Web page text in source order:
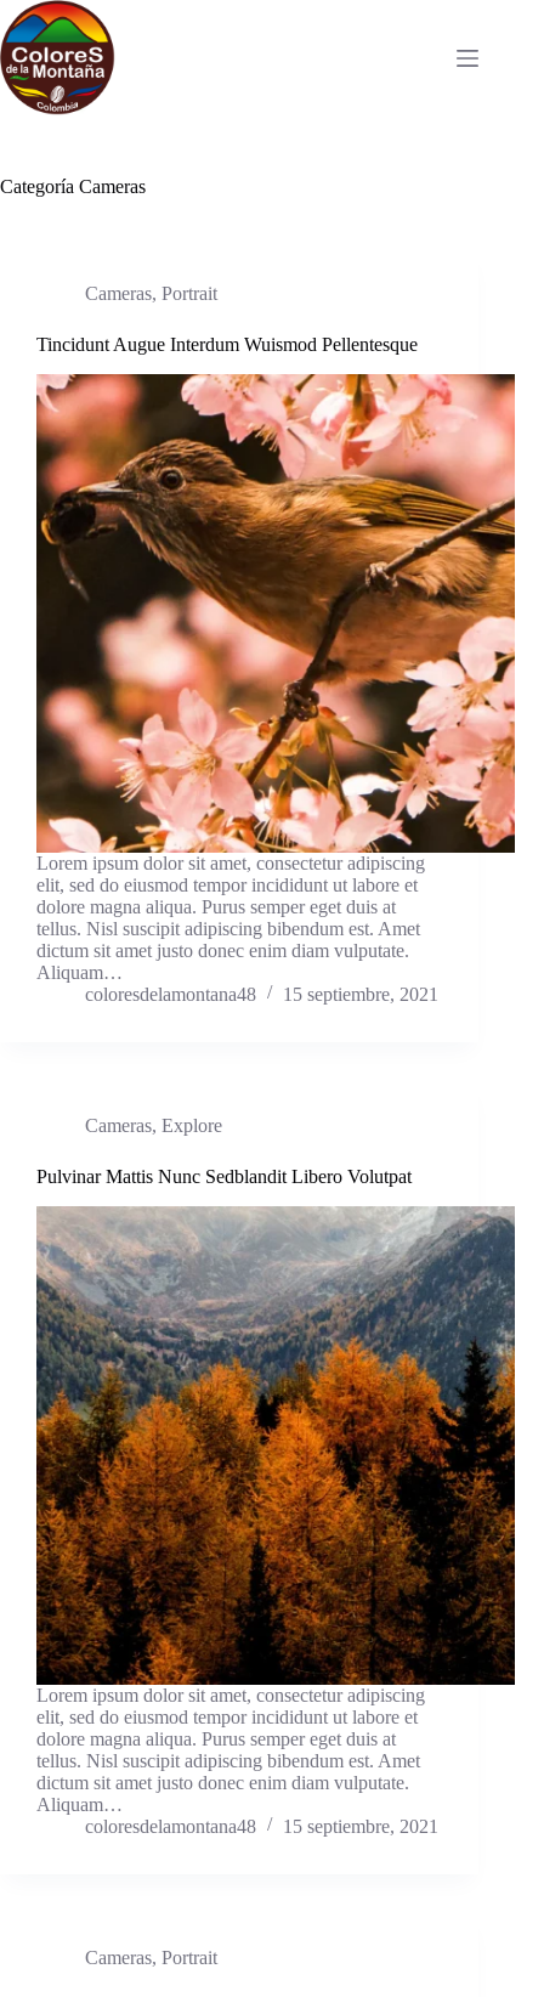
Saltar
al
contenido
Categoría Cameras
Cameras, Portrait
Tincidunt Augue Interdum Wuismod Pellentesque
Lorem ipsum dolor sit amet, consectetur adipiscing
elit, sed do eiusmod tempor incididunt ut labore et
dolore magna aliqua. Purus semper eget duis at
tellus. Nisl suscipit adipiscing bibendum est. Amet
dictum sit amet justo donec enim diam vulputate.
Aliquam…
coloresdelamontana48
15 septiembre, 2021
Cameras, Explore
Pulvinar Mattis Nunc Sedblandit Libero Volutpat
Lorem ipsum dolor sit amet, consectetur adipiscing
elit, sed do eiusmod tempor incididunt ut labore et
dolore magna aliqua. Purus semper eget duis at
tellus. Nisl suscipit adipiscing bibendum est. Amet
dictum sit amet justo donec enim diam vulputate.
Aliquam…
coloresdelamontana48
15 septiembre, 2021
Cameras, Portrait